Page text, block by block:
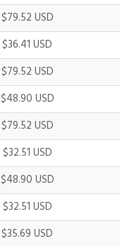
$79.52 USD
$36.41 USD
$79.52 USD
$48.90 USD
$79.52 USD
$32.51 USD
$48.90 USD
$32.51 USD
$35.69 USD